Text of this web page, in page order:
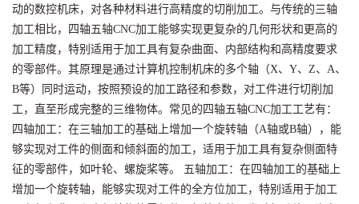
动的数控机床，对各种材料进行高精度的切削加工。与传统的三轴
加工相比，四轴五轴CNC加工能够实现更复杂的几何形状和更高的
加工精度，特别适用于加工具有复杂曲面、内部结构和高精度要求
的零部件。其原理是通过计算机控制机床的多个轴（X、Y、Z、A、
B等）同时运动，按照预设的加工路径和参数，对工件进行切削加
工，直至形成完整的三维物体。常见的四轴五轴CNC加工工艺有：
四轴加工：在三轴加工的基础上增加一个旋转轴（A轴或B轴），能
够实现对工件的侧面和倾斜面的加工，适用于加工具有复杂侧面特
征的零部件，如叶轮、螺旋桨等。 五轴加工：在四轴加工的基础上
增加一个旋转轴，能够实现对工件的全方位加工，特别适用于加工